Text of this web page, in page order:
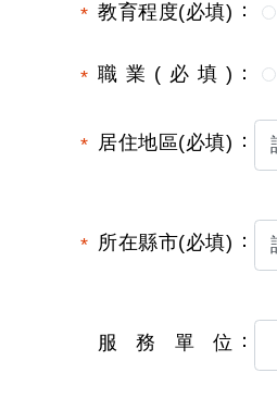
教育程度(必填)
職業(必填)
居住地區(必填)
所在縣市(必填)
服務單位